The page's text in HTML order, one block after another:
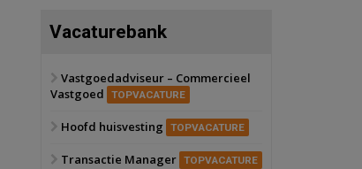
Schuinesloot
27 augustus 2026 Binnenvaartschip
Vacaturebank
Vastgoedadviseur – Commercieel
Vastgoed
TOPVACATURE
Hoofd huisvesting TOPVACATURE
Transactie Manager TOPVACATURE